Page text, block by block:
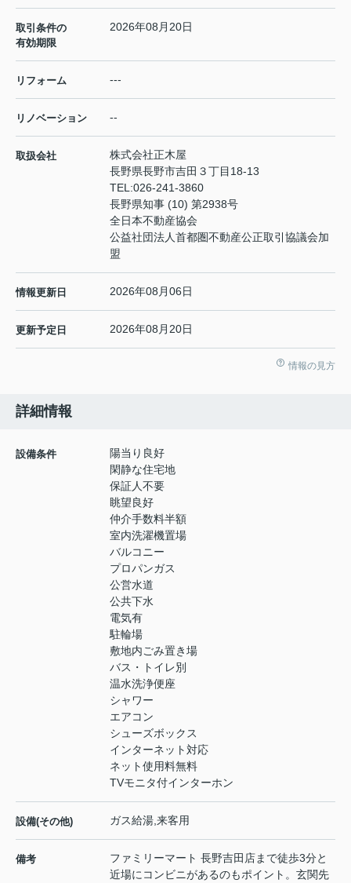
取引条件の
有効期限
2026年08月20日
リフォーム ---
リノベーション --
取扱会社
株式会社正木屋
長野県長野市吉田３丁目18-13
TEL:026-241-3860
長野県知事 (10) 第2938号
全日本不動産協会
公益社団法人首都圏不動産公正取引協議会加
盟
情報更新日 2026年08月06日
更新予定日 2026年08月20日
情報の見方
詳細情報
設備条件
陽当り良好
閑静な住宅地
保証人不要
眺望良好
仲介手数料半額
室内洗濯機置場
バルコニー
プロパンガス
公営水道
公共下水
電気有
駐輪場
敷地内ごみ置き場
バス・トイレ別
温水洗浄便座
シャワー
エアコン
シューズボックス
インターネット対応
ネット使用料無料
TVモニタ付インターホン
設備(その他) ガス給湯,来客用
備考
ファミリーマート 長野吉田店まで徒歩3分と
近場にコンビニがあるのもポイント。玄関先